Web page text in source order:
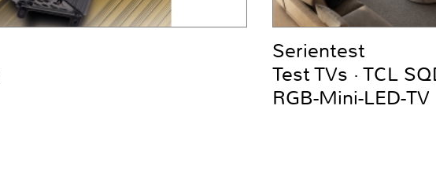
Serientest
Test TVs · TCL
RGB-Mini-LED-